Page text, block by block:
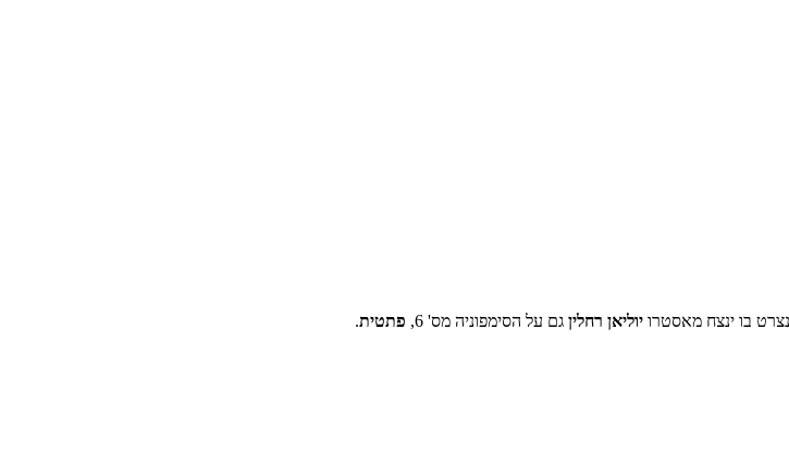
בו ינצח מאסטרו יוליאן רחלין גם על הסימפוניה מס' 6, פתטית.